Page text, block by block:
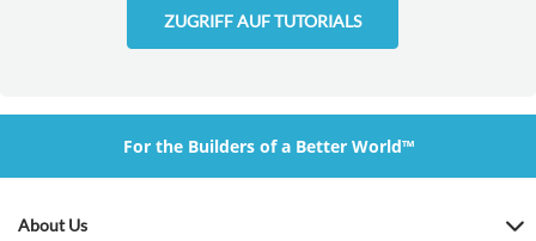
ZUGRIFF AUF TUTORIALS
For the Builders of a Better World™
About Us